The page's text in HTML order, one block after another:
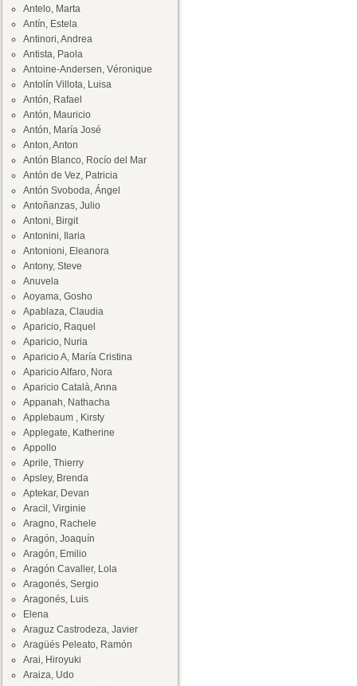
Antelo, Marta
Antín, Estela
Antinori, Andrea
Antista, Paola
Antoine-Andersen, Véronique
Antolín Villota, Luisa
Antón, Rafael
Antón, Mauricio
Antón, María José
Anton, Anton
Antón Blanco, Rocío del Mar
Antón de Vez, Patricia
Antón Svoboda, Ángel
Antoñanzas, Julio
Antoni, Birgit
Antonini, Ilaria
Antonioni, Eleanora
Antony, Steve
Anuvela
Aoyama, Gosho
Apablaza, Claudia
Aparicio, Raquel
Aparicio, Nuria
Aparicio A, María Cristina
Aparicio Alfaro, Nora
Aparicio Català, Anna
Appanah, Nathacha
Applebaum , Kirsty
Applegate, Katherine
Appollo
Aprile, Thierry
Apsley, Brenda
Aptekar, Devan
Aracil, Virginie
Aragno, Rachele
Aragón, Joaquín
Aragón, Emilio
Aragón Cavaller, Lola
Aragonés, Sergio
Aragonés, Luis
Elena
Araguz Castrodeza, Javier
Aragüés Peleato, Ramón
Arai, Hiroyuki
Araiza, Udo